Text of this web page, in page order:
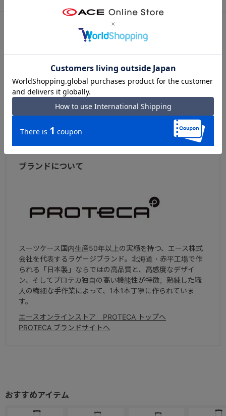
PROTECA／プロテカ『Feena RF ／ フィーナ RF』
定番商品に新たにリサイクル素材を採用してリニューア
ル。
軽さとともに追求した衝撃を緩和する安定性。キャスター
ストッパーも搭載したことで移動がよりスマートに。
PROTECA／プロテカ FeenaRF TOPへ
ブランドについて
スーツケース国内生産50年以上の実績を持つ、エース株式
会社を代表するラゲージブランド。北海道・赤平工場で作
られる「日本製」ならではの高品質と、高感度なデザイ
ン、そしてプロテカ独自の高い機能性が特徴。熟練した職
人の繊細な手作業によって、1本1本丁寧に作られていま
す。
エースオンラインストア PROTECA トップへ
PROTECA ブランドサイトへ